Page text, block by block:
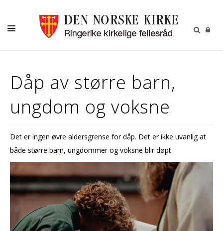
AKTIVITETER
MENIGHETER
FRIVILLIG
KALENDER
KIRKEBLADET
VÅR HISTORIE
Dåp av større barn,
ungdom og voksne
Det er ingen øvre aldersgrense for dåp. Det er ikke uvanlig at
både større barn, ungdommer og voksne blir døpt.